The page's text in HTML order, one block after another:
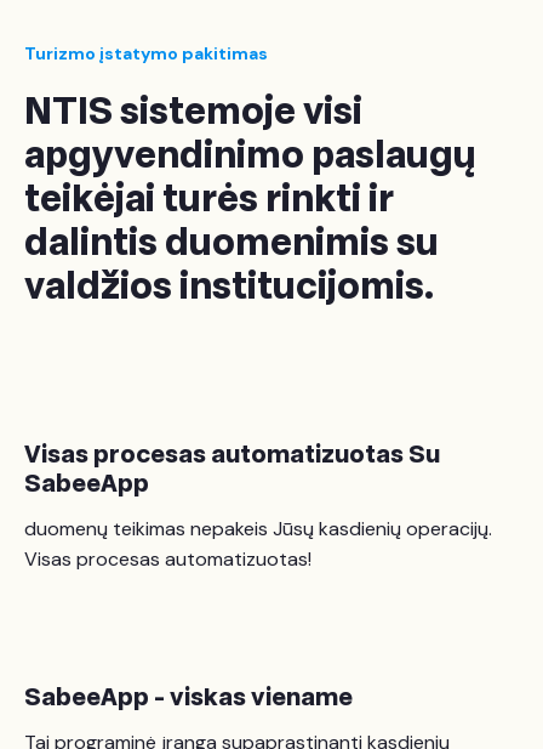
Turizmo įstatymo pakitimas
NTIS sistemoje visi
apgyvendinimo paslaugų
teikėjai turės rinkti ir
dalintis duomenimis su
valdžios institucijomis.
Visas procesas automatizuotas Su
SabeeApp
duomenų teikimas nepakeis Jūsų kasdienių operacijų.
Visas procesas automatizuotas!
SabeeApp - viskas viename
Tai programinė įranga supaprastinanti kasdienių